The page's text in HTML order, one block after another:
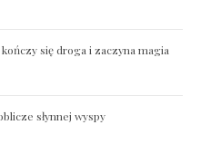
się droga i zaczyna magia
słynnej wyspy